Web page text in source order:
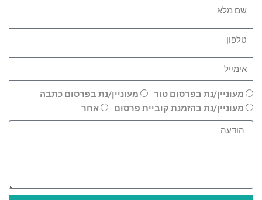
מעוניין/נת בפרסום טור
מעוניין/נת בפרסום כתבה
מעוניין/נת בהזמנת קוביית פרסום
אחר